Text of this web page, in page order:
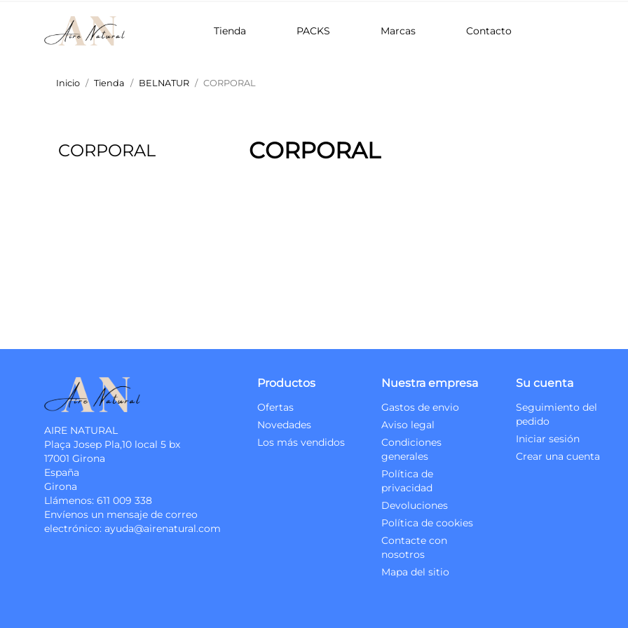
Tienda PACKS Marcas Contacto
Inicio Tienda BELNATUR CORPORAL
CORPORAL CORPORAL
AIRE NATURAL
Plaça Josep Pla,10 local 5 bx
17001 Girona
España
Girona
Llámenos: 611 009 338
Envíenos un mensaje de correo
electrónico: ayuda@airenatural.com
Productos
Ofertas
Novedades
Los más vendidos
Nuestra empresa
Gastos de envio
Aviso legal
Condiciones
generales
Política de
privacidad
Devoluciones
Política de cookies
Contacte con
nosotros
Mapa del sitio
Su cuenta
Seguimiento del
pedido
Iniciar sesión
Crear una cuenta